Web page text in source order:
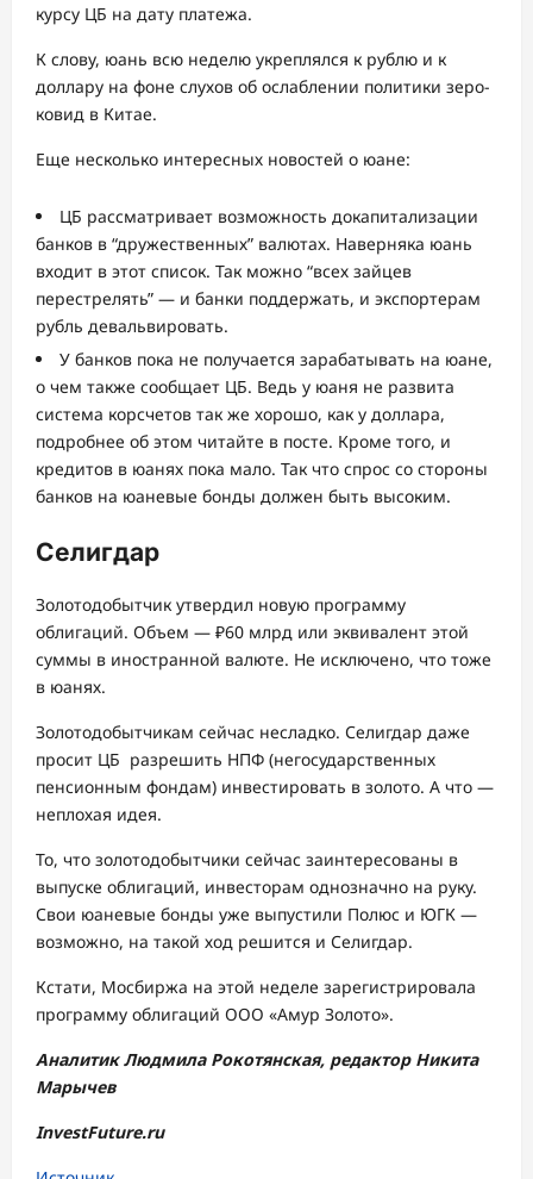
курсу ЦБ на дату платежа.
К слову, юань всю неделю укреплялся к рублю и к
доллару на фоне слухов об ослаблении политики зеро-
ковид в Китае.
Еще несколько интересных новостей о юане:
ЦБ рассматривает возможность докапитализации
банков в “дружественных” валютах. Наверняка юань
входит в этот список. Так можно “всех зайцев
перестрелять” — и банки поддержать, и экспортерам
рубль девальвировать.
У банков пока не получается зарабатывать на юане,
о чем также сообщает ЦБ. Ведь у юаня не развита
система корсчетов так же хорошо, как у доллара,
подробнее об этом читайте в посте. Кроме того, и
кредитов в юанях пока мало. Так что спрос со стороны
банков на юаневые бонды должен быть высоким.
Селигдар
Золотодобытчик утвердил новую программу
облигаций. Объем — ₽60 млрд или эквивалент этой
суммы в иностранной валюте. Не исключено, что тоже
в юанях.
Золотодобытчикам сейчас несладко. Селигдар даже
просит ЦБ разрешить НПФ (негосударственных
пенсионным фондам) инвестировать в золото. А что —
неплохая идея.
То, что золотодобытчики сейчас заинтересованы в
выпуске облигаций, инвесторам однозначно на руку.
Свои юаневые бонды уже выпустили Полюс и ЮГК —
возможно, на такой ход решится и Селигдар.
Кстати, Мосбиржа на этой неделе зарегистрировала
программу облигаций ООО «Амур Золото».
Аналитик Людмила Рокотянская, редактор Никита
Марычев
InvestFuture.ru